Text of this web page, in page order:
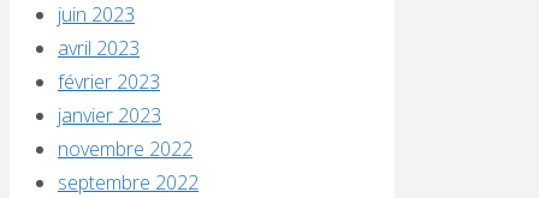
juin 2023
avril 2023
février 2023
janvier 2023
novembre 2022
septembre 2022